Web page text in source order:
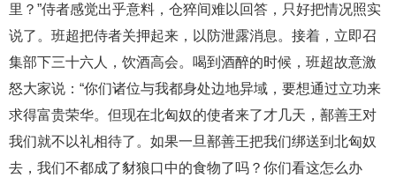
里？”侍者感觉出乎意料，仓猝间难以回答，只好把情况照实
说了。班超把侍者关押起来，以防泄露消息。接着，立即召
集部下三十六人，饮酒高会。喝到酒醉的时候，班超故意激
怒大家说：“你们诸位与我都身处边地异域，要想通过立功来
求得富贵荣华。但现在北匈奴的使者来了才几天，鄯善王对
我们就不以礼相待了。如果一旦鄯善王把我们绑送到北匈奴
去，我们不都成了豺狼口中的食物了吗？你们看这怎么办